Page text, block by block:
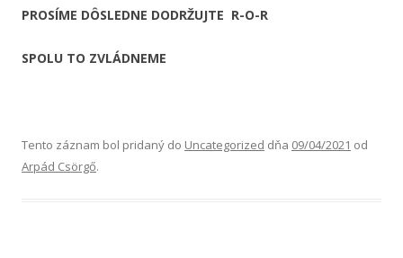
PROSÍME DÔSLEDNE DODRŽUJTE R-O-R
SPOLU TO ZVLÁDNEME
Tento záznam bol pridaný do Uncategorized dňa 09/04/2021 od
Arpád Csörgő.